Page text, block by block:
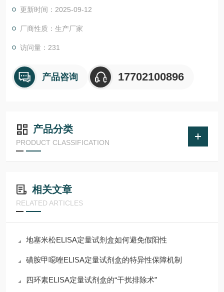
更新时间：2025-09-12
厂商性质：生产厂家
访问量：231
产品咨询 17702100896
产品分类
PRODUCT CLASSIFICATION
相关文章
RELATED ARTICLES
地塞米松ELISA定量试剂盒如何避免假阳性
磺胺甲噁唑ELISA定量试剂盒的特异性保障机制
四环素ELISA定量试剂盒的“干扰排除术”